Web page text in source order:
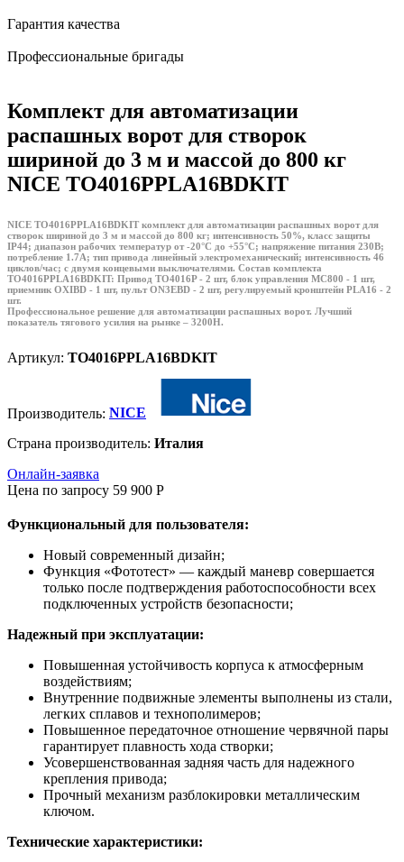
Гарантия качества
Профессиональные бригады
Комплект для автоматизации
распашных ворот для створок
шириной до 3 м и массой до 800 кг
NICE TO4016PPLA16BDKIT
NICE TO4016PPLA16BDKIT комплект для автоматизации распашных ворот для
створок шириной до 3 м и массой до 800 кг; интенсивность 50%, класс защиты
IP44; диапазон рабочих температур от -20°С до +55°С; напряжение питания 230В;
потребление 1.7А; тип привода линейный электромеханический; интенсивность 46
циклов/час; с двумя концевыми выключателями. Состав комплекта
TO4016PPLA16BDKIT: Привод TO4016P - 2 шт, блок управления MC800 - 1 шт,
приемник OXIBD - 1 шт, пульт ON3EBD - 2 шт, регулируемый кронштейн PLA16 - 2
шт.
Профессиональное решение для автоматизации распашных ворот. Лучший
показатель тягового усилия на рынке – 3200Н.
Артикул: TO4016PPLA16BDKIT
Производитель: NICE
Страна производитель: Италия
Онлайн-заявка
Цена по запросу 59 900 P
Функциональный для пользователя:
Новый современный дизайн;
Функция «Фототест» — каждый маневр совершается
только после подтверждения работоспособности всех
подключенных устройств безопасности;
Надежный при эксплуатации:
Повышенная устойчивость корпуса к атмосферным
воздействиям;
Внутренние подвижные элементы выполнены из стали,
легких сплавов и технополимеров;
Повышенное передаточное отношение червячной пары
гарантирует плавность хода створки;
Усовершенствованная задняя часть для надежного
крепления привода;
Прочный механизм разблокировки металлическим
ключом.
Технические характеристики: